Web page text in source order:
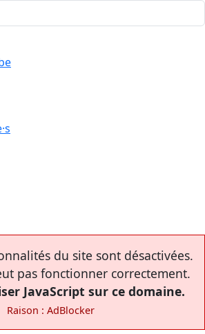
du site sont désactivées.
pas fonctionner correctement.
JavaScript sur ce domaine.
Raison : AdBlocker